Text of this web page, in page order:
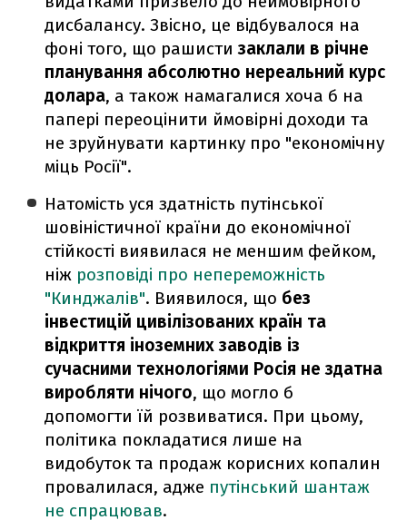
дисбалансу. Звісно, це відбувалося на
фоні того, що рашистизаклали в річне
планування абсолютно нереальний курс
долара, а також намагалися хоча б на
папері переоцінити ймовірні доходи та
не зруйнувати картинку про "економічну
міць Росії".
Натомість уся здатність путінської
шовіністичної країни до економічної
стійкості виявилася не меншим фейком,
ніж розповіді про непереможність
"Кинджалів". Виявилося, що без
інвестицій цивілізованих країн та
відкриття іноземних заводів із
сучасними технологіями Росія не здатна
виробляти нічого, що могло б
допомогти їй розвиватися. При цьому,
політика покладатися лише на
видобуток та продаж корисних копалин
провалилася, адже путінський шантаж
не спрацював.